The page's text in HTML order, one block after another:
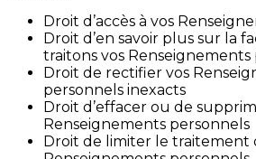
Droit d’accès à vos
Droit d’en savoir plus sur la
traitons vos Renseignements
Droit de rectifier vos
personnels inexacts
Droit d’effacer ou de
Renseignements personnels
Droit de limiter le traitement